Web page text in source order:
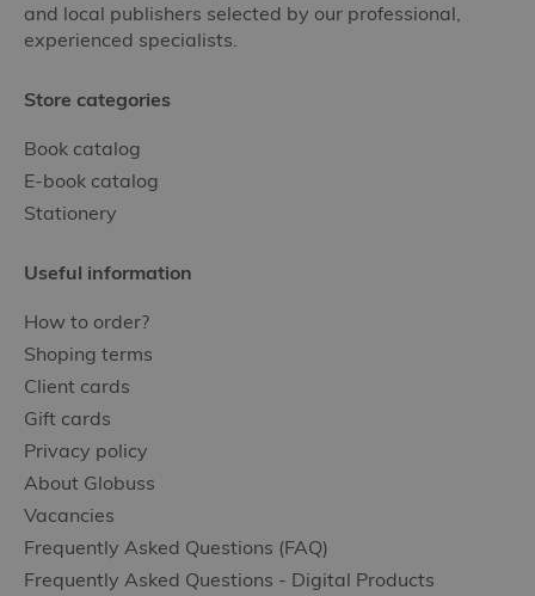
and local publishers selected by our professional,
experienced specialists.
Store categories
Book catalog
E-book catalog
Stationery
Useful information
How to order?
Shoping terms
Client cards
Gift cards
Privacy policy
About Globuss
Vacancies
Frequently Asked Questions (FAQ)
Frequently Asked Questions - Digital Products